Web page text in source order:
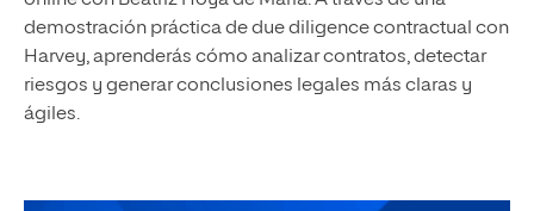
demostración práctica de due diligence contractual con
Harvey, aprenderás cómo analizar contratos, detectar
riesgos y generar conclusiones legales más claras y
ágiles.